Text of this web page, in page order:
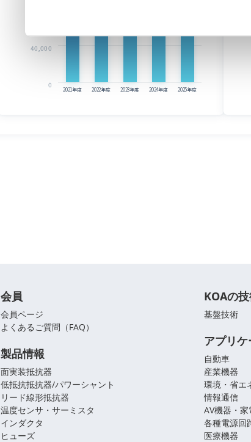
40,000
0 2021年度 2022年度 2023年度 2024年度 2025年度
会員
会員ページ
よくあるご質問（FAQ）
製品情報
面実装抵抗器
低抵抗抵抗器/パワーシャント
リード線形抵抗器
温度センサ・サーミスタ
インダクタ
ヒューズ
KOAの
基盤技術
アプリ
自動車
産業機器
環境・省エ
情報通信
AV機器・家
各種電源回
医療機器